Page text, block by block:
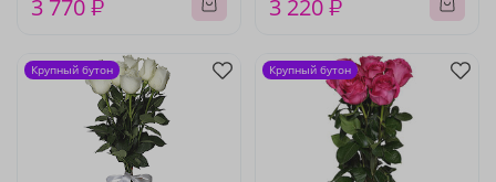
3 770 ₽ 3 220 ₽
Крупный бутон Крупный бутон